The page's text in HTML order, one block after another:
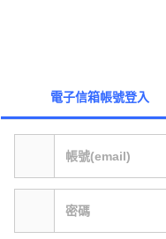
電子信箱帳號登入